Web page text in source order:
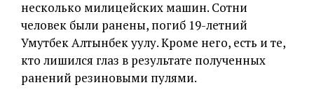
несколько милицейских машин. Сотни
человек были ранены, погиб 19-летний
Умутбек Алтынбек уулу. Кроме него, есть и те,
кто лишился глаз в результате полученных
ранений резиновыми пулями.